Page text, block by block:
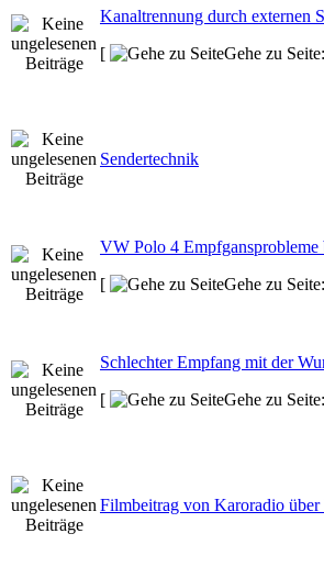
Kanaltrennung durch externen
[
Gehe zu Seite:
Sendertechnik
VW Polo 4
[
Gehe zu Seite:
Schlechter Empfang mit der
[
Gehe zu Seite:
Filmbeitrag von Karoradio